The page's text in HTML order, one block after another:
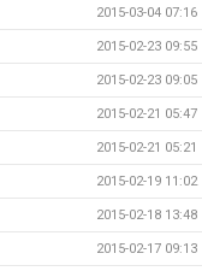
2015-03-04 07:16
2015-02-23 09:55
2015-02-23 09:05
2015-02-21 05:47
2015-02-21 05:21
2015-02-19 11:02
2015-02-18 13:48
2015-02-17 09:13